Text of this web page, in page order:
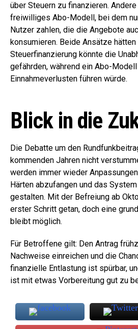
über Steuern zu finanzieren.
freiwilliges Abo-Modell, bei dem
Nutzer zahlen, die die Angebote
konsumieren. Beide Ansätze
Steuerfinanzierung könnte die
gefährden, während ein Abo-
Einnahmeverlusten führen würde.
Blick in die
Die Debatte um den
kommenden Jahren nicht
werden immer wieder
Härten abzufangen und das
gestalten. Mit der Befreiung ab
erster Schritt getan, doch eine
bleibt möglich.
Für Betroffene gilt: Den Antrag
Nachweise einreichen und die
finanzielle Entlastung ist spürbar,
ist mit etwas Vorbereitung gut zu